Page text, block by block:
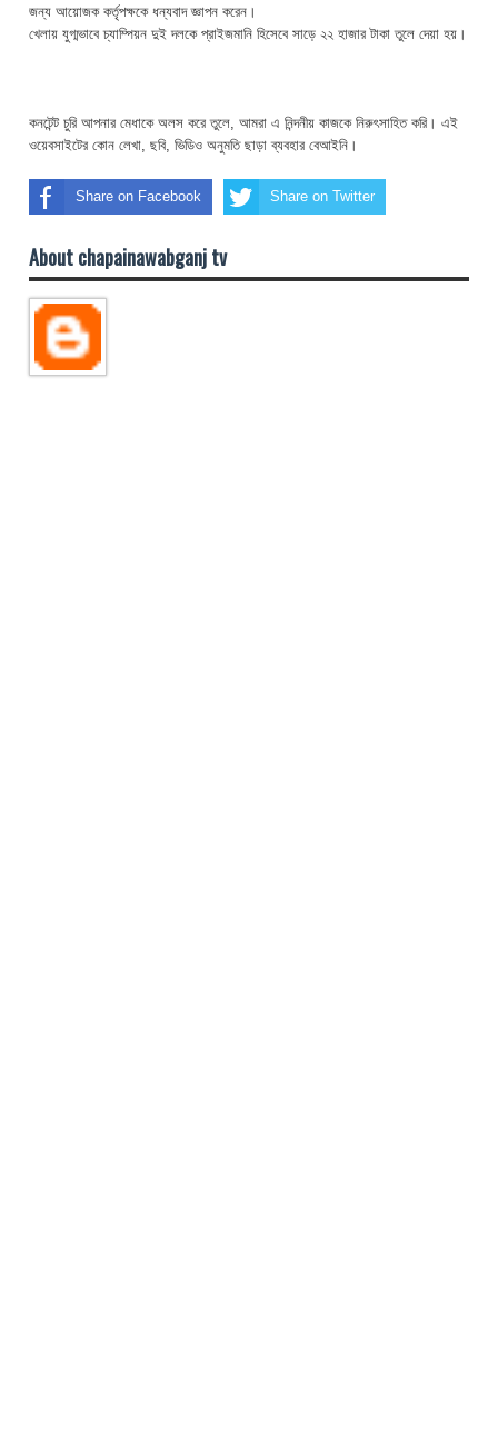
জন্য আয়োজক কর্তৃপক্ষকে ধন্যবাদ জ্ঞাপন করেন।
খেলায় যুগ্মভাবে চ্যাম্পিয়ন দুই দলকে প্রাইজমানি হিসেবে সাড়ে ২২ হাজার টাকা তুলে দেয়া হয়।
কনটেন্ট চুরি আপনার মেধাকে অলস করে তুলে, আমরা এ নিন্দনীয় কাজকে নিরুৎসাহিত করি। এই
ওয়েবসাইটের কোন লেখা, ছবি, ভিডিও অনুমতি ছাড়া ব্যবহার বেআইনি।
Share on Facebook Share on Twitter
About chapainawabganj tv